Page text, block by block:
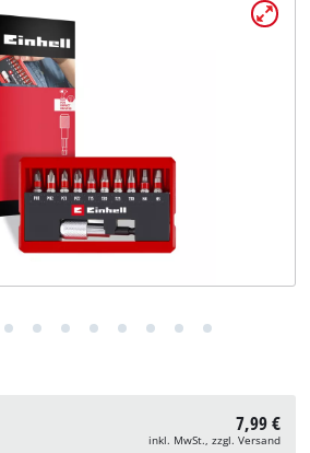
7,99 €
inkl. MwSt., zzgl. Versand